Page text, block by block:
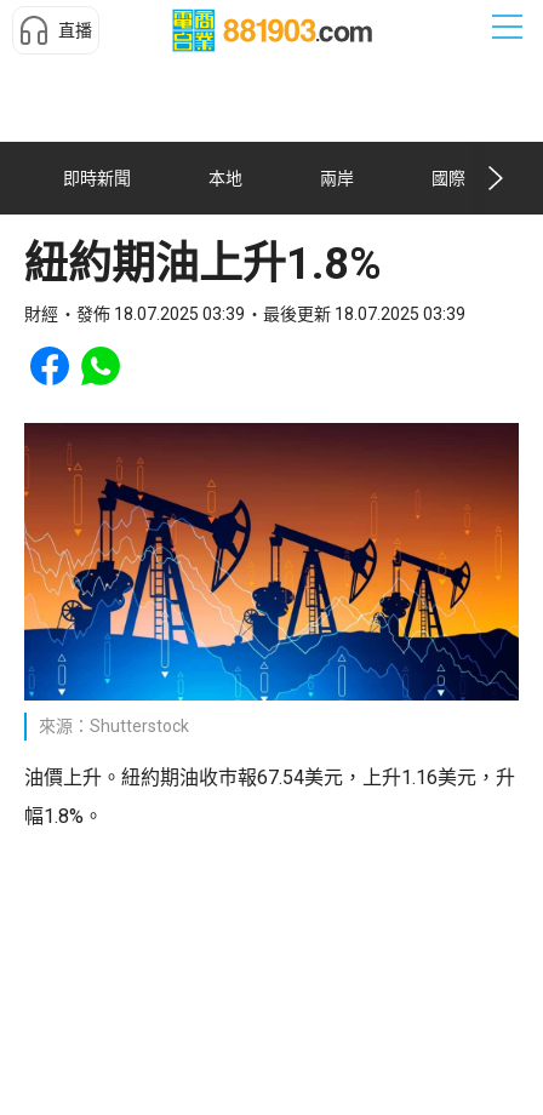
直播
即時新聞 本地 兩岸 國際
紐約期油上升1.8%
財經 發佈 18.07.2025 03:39 最後更新 18.07.2025 03:39
Share to Facebook
Share to WhatsApp
來源：Shutterstock
油價上升。紐約期油收巿報67.54美元，上升1.16美元，升
幅1.8%。